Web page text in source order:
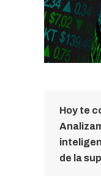
Hoy te
de la